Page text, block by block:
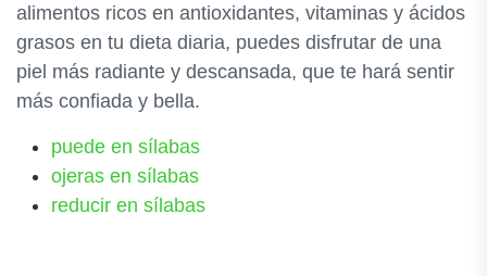
alimentos ricos en antioxidantes, vitaminas y ácidos
grasos en tu dieta diaria, puedes disfrutar de una
piel más radiante y descansada, que te hará sentir
más confiada y bella.
puede en sílabas
ojeras en sílabas
reducir en sílabas